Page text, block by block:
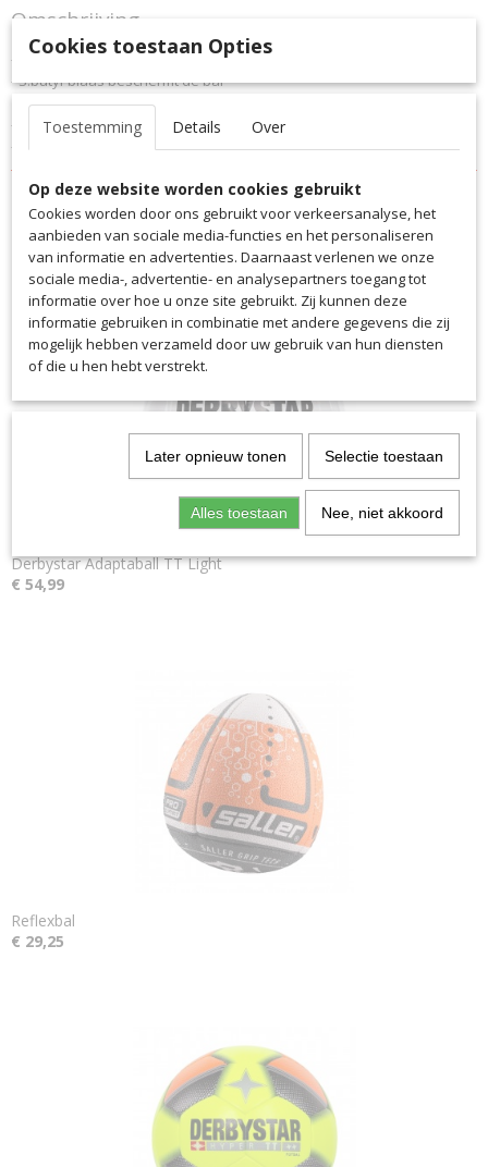
Productcode
EAN code
1609
Productcode leverancier
1609
Omschrijving
- Met de hand gestikt
- S.butyl-blaas beschermt de bal
tegen overmatig luchtdrukverlies.
– Diepgetrokken druk
– gewicht 430 – 440g
Ook interessant
Derbystar Adaptaball TT Light
€ 54,99
Reflexbal
€ 29,25
Cookies toestaan Opties
Toestemming Details Over
Op deze website worden cookies gebruikt
Cookies worden door ons gebruikt voor verkeersanalyse, het
aanbieden van sociale media-functies en het personaliseren
van informatie en advertenties. Daarnaast verlenen we onze
sociale media-, advertentie- en analysepartners toegang tot
informatie over hoe u onze site gebruikt. Zij kunnen deze
informatie gebruiken in combinatie met andere gegevens die zij
mogelijk hebben verzameld door uw gebruik van hun diensten
of die u hen hebt verstrekt.
Later opnieuw tonen Selectie toestaan
Alles toestaan Nee, niet akkoord